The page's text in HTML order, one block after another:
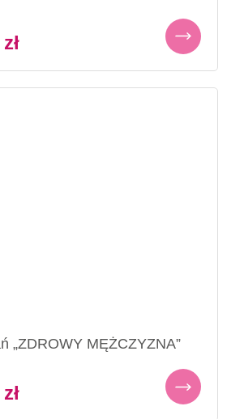
zł
„ZDROWY MĘŻCZYZNA”
zł